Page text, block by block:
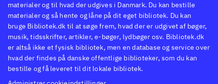
materialer og til hvad der udgives i Danmark. Du kan bestille
materialer og så hente og låne på dit eget bibliotek. Du kan
bruge Bibliotek.dk til at søge frem, hvad der er udgivet af bøger,
musik, tidsskrifter, artikler, e-bøger, lydbøger osv. Bibliotek.dk
er altså ikke et fysisk bibliotek, men en database og service over
hvad der findes på danske offentlige biblioteker, som du kan
bestille og få leveret til dit lokale bibliotek.